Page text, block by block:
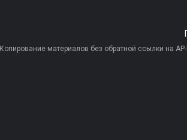
Копирование материалов без обратной ссылки на